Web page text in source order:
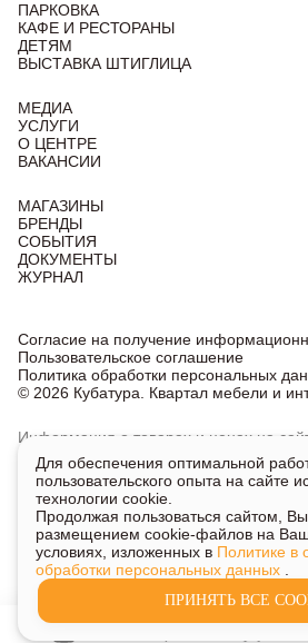
ПАРКОВКА
КАФЕ И РЕСТОРАНЫ
ДЕТЯМ
ВЫСТАВКА ШТИГЛИЦА
МЕДИА
УСЛУГИ
О ЦЕНТРЕ
ВАКАНСИИ
МАГАЗИНЫ
БРЕНДЫ
СОБЫТИЯ
ДОКУМЕНТЫ
ЖУРНАЛ
© 2026 Кубатура. Квартал мебели и
Согласие на получение
Пользовательское соглашение
Политика обработки персональных
Информация о товарах и ценах на
публичной офертой, носит
характер.
Для получения подробной
и стоимости указанных товаров и
позвоните нам.
Для обеспечения оптимальной
пользовательского опыта на сайте
технологии cookie.
Продолжая пользоваться сайтом,
размещением cookie-файлов на
условиях, изложенных в Политике в
обработки персональных данных
ПРИНЯТЬ ВСЕ